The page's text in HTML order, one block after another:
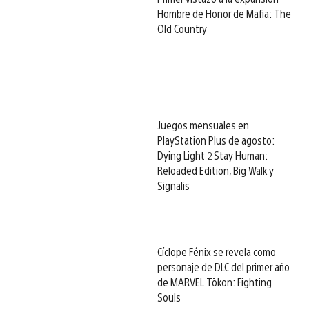
Hombre de Honor de Mafia: The
Old Country
Juegos mensuales en
PlayStation Plus de agosto:
Dying Light 2 Stay Human:
Reloaded Edition, Big Walk y
Signalis
Cíclope Fénix se revela como
personaje de DLC del primer año
de MARVEL Tōkon: Fighting
Souls